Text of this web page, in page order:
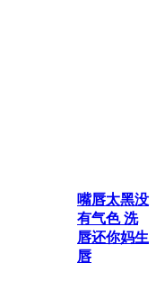
嘴唇太黑没
有气色 洗
唇还你妈生
唇